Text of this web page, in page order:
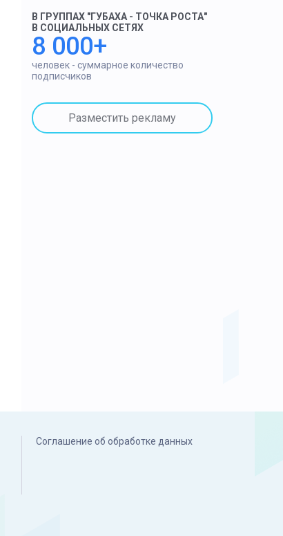
В ГРУППАХ "ГУБАХА - ТОЧКА РОСТА"
В СОЦИАЛЬНЫХ СЕТЯХ
8 000+
человек - суммарное количество
подписчиков
Разместить рекламу
Соглашение об обработке данных